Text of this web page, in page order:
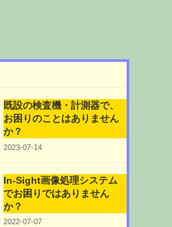
既設の検査機・計測器で、
お困りのことはありません
か？
2023-07-14
In-Sight画像処理システム
でお困りではありません
か？
2022-07-07